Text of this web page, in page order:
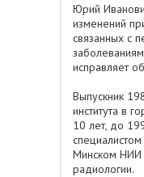
Юрий
изменений
связанных с
исправляет
Выпускник
института в
10 лет, до
Минском НИИ
радиологии.